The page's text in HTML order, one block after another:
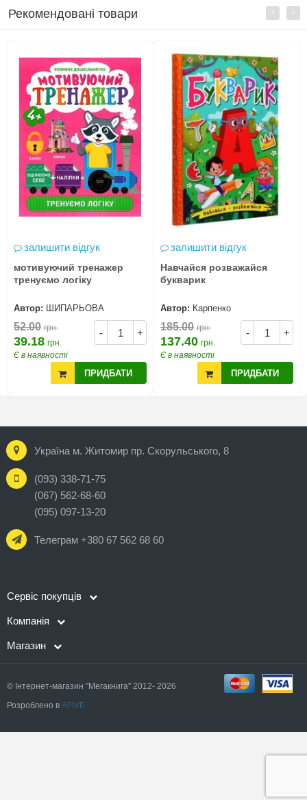
Рекомендовані товари
залишити відгук
мотивуючий тренажер
тренуємо логіку
Автор: ШИПАРЬОВА
- +
52.00 грн.
39.18 грн.
Є в наявності
ПРИДБАТИ
залишити відгук
Навчайся розважайся
букварик
Автор: Карпенко
- +
185.00 грн.
137.40 грн.
Є в наявності
ПРИДБАТИ
Україна м. Житомир пр. Скорульського, 8
(093) 338-71-75
(067) 562-68-60
(095) 097-13-20
Телеграм +380 67 562 68 60
Сервіс покупців
Компанія
Магазин
© Інтернет-магазин "Мегакнига" 2012- 2026
Розроблено в AFIVE